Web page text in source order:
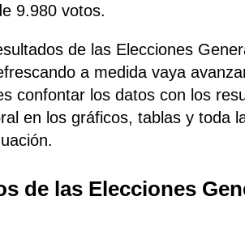
9.980 votos.
de las Elecciones
a medida vaya
confontar los datos con los
en los gráficos, tablas y toda
de las Elecciones